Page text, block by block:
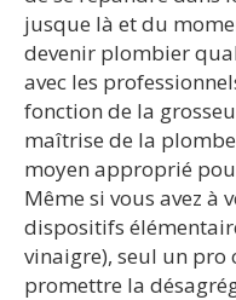
jusque là et du
devenir plombier
avec les
fonction de la
maîtrise de la
moyen approprié
Même si vous avez à
dispositifs
vinaigre), seul un pro
promettre la